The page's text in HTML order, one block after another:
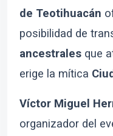
de Teotihuacán
posibilidad de
ancestrales que
erige la mítica
Víctor Miguel
organizador del